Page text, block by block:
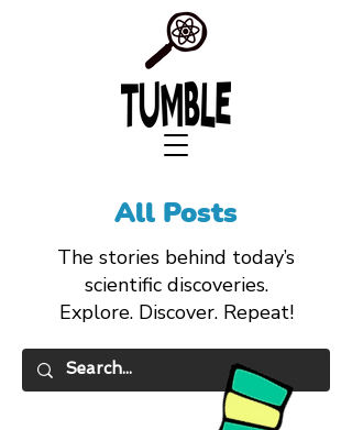
All Posts
The stories behind today’s
scientific discoveries.
Explore. Discover. Repeat!